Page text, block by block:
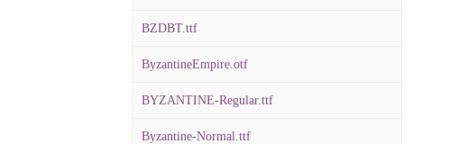
BZDBT.ttf
ByzantineEmpire.otf
BYZANTINE-Regular.ttf
Byzantine-Normal.ttf